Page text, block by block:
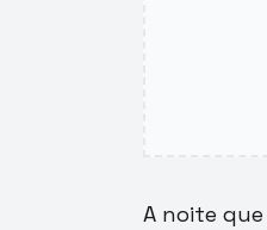
A noite